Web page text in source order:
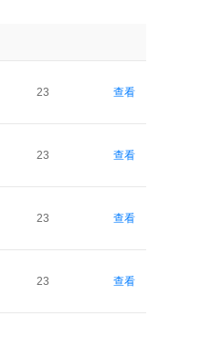
23 查看
23 查看
23 查看
23 查看